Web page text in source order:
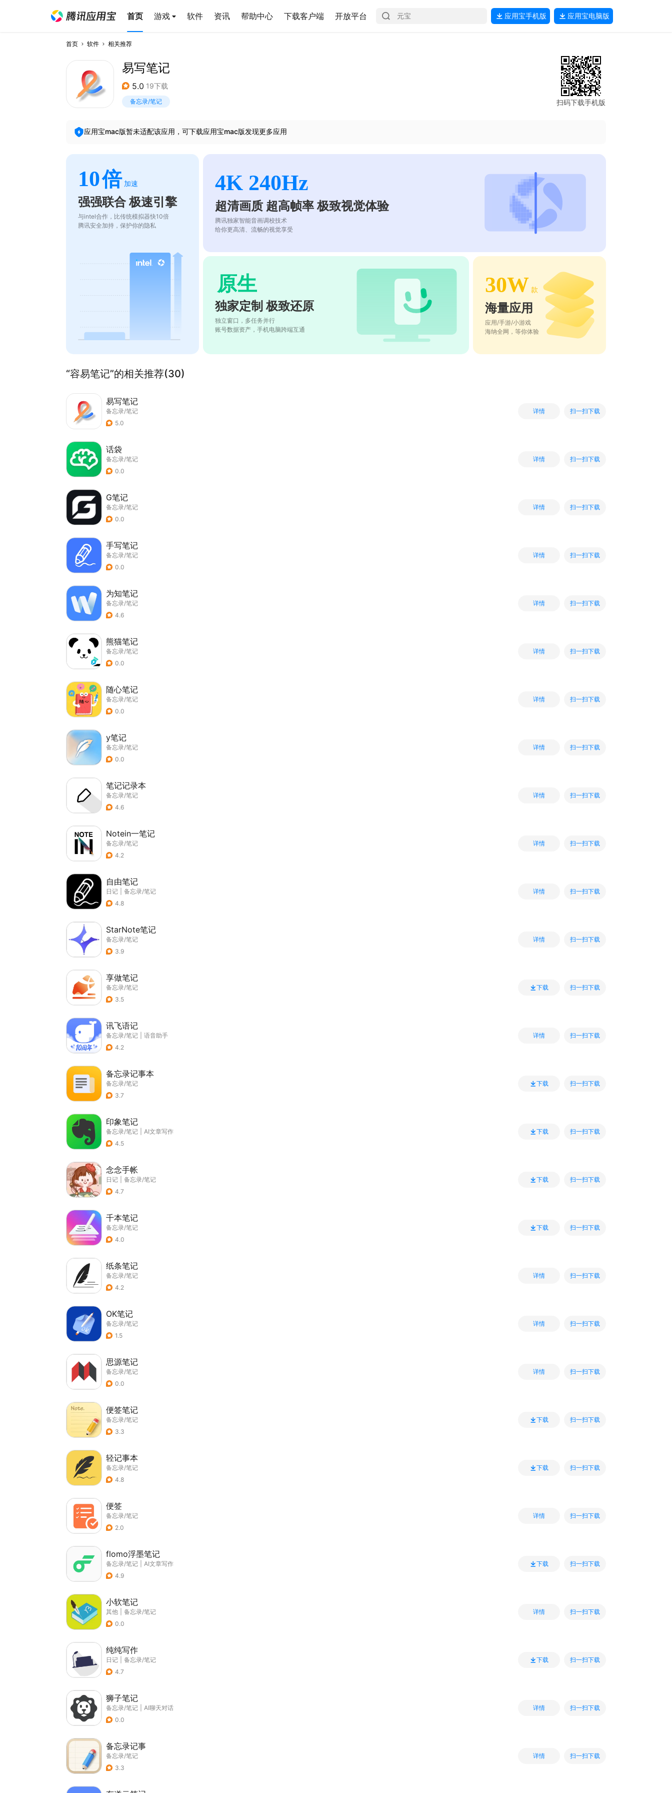
首页 游戏 软件 资讯 帮助中心 下载客户端 开放平台 应用宝手机版 应用宝电脑版
首页 软件 相关推荐
易写笔记
5.0 19下载
备忘录/笔记 扫码下载手机版
应用宝mac版暂未适配该应用，可下载应用宝mac版发现更多应用
10倍 加速
强强联合 极速引擎
与intel合作，比传统模拟器快10倍
腾讯安全加持，保护你的隐私
4K 240Hz
超清画质 超高帧率 极致视觉体验
腾讯独家智能音画调校技术
给你更高清、流畅的视觉享受
原生
独家定制 极致还原
独立窗口，多任务并行
账号数据资产，手机电脑跨端互通
30W 款
海量应用
应用/手游/小游戏
海纳全网，等你体验
“容易笔记”的相关推荐(30)
易写笔记
备忘录/笔记
5.0
详情 扫一扫下载
话袋
备忘录/笔记
0.0
详情 扫一扫下载
G笔记
备忘录/笔记
0.0
详情 扫一扫下载
手写笔记
备忘录/笔记
0.0
详情 扫一扫下载
为知笔记
备忘录/笔记
4.6
详情 扫一扫下载
熊猫笔记
备忘录/笔记
0.0
详情 扫一扫下载
随心笔记
备忘录/笔记
0.0
详情 扫一扫下载
y笔记
备忘录/笔记
0.0
详情 扫一扫下载
笔记记录本
备忘录/笔记
4.6
详情 扫一扫下载
Notein一笔记
备忘录/笔记
4.2
详情 扫一扫下载
自由笔记
日记
备忘录/笔记
4.8
详情 扫一扫下载
StarNote笔记
备忘录/笔记
3.9
详情 扫一扫下载
享做笔记
备忘录/笔记
3.5
下载 扫一扫下载
讯飞语记
备忘录/笔记
语音助手
4.2
详情 扫一扫下载
备忘录记事本
备忘录/笔记
3.7
下载 扫一扫下载
印象笔记
备忘录/笔记
AI文章写作
4.5
下载 扫一扫下载
念念手帐
日记
备忘录/笔记
4.7
下载 扫一扫下载
千本笔记
备忘录/笔记
4.0
下载 扫一扫下载
纸条笔记
备忘录/笔记
4.2
详情 扫一扫下载
OK笔记
备忘录/笔记
1.5
详情 扫一扫下载
思源笔记
备忘录/笔记
0.0
详情 扫一扫下载
便签笔记
备忘录/笔记
3.3
下载 扫一扫下载
轻记事本
备忘录/笔记
4.8
下载 扫一扫下载
便签
备忘录/笔记
2.0
详情 扫一扫下载
flomo浮墨笔记
备忘录/笔记
AI文章写作
4.9
下载 扫一扫下载
小软笔记
其他
备忘录/笔记
0.0
详情 扫一扫下载
纯纯写作
日记
备忘录/笔记
4.7
下载 扫一扫下载
狮子笔记
备忘录/笔记
AI聊天对话
0.0
详情 扫一扫下载
备忘录记事
备忘录/笔记
3.3
详情 扫一扫下载